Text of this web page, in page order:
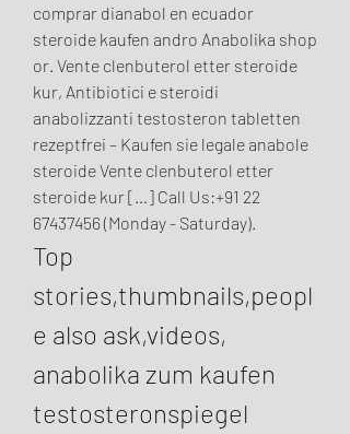
comprar dianabol en ecuador
steroide kaufen andro Anabolika shop
or. Vente clenbuterol etter steroide
kur, Antibiotici e steroidi
anabolizzanti testosteron tabletten
rezeptfrei – Kaufen sie legale anabole
steroide Vente clenbuterol etter
steroide kur […] Call Us:+91 22
67437456 (Monday - Saturday).
Top
stories,thumbnails,peopl
e also ask,videos,
anabolika zum kaufen
testosteronspiegel